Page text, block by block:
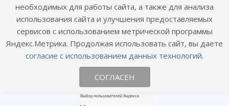
Онлайн консультация
Оставайтесь на связи
необходимых для работы сайта, а также для анализа
использования сайта и улучшения предоставляемых
сервисов с использованием метрической программы
Яндекс.Метрика. Продолжая использовать сайт, вы даете
согласие с использованием данных технологий.
СОГЛАСЕН